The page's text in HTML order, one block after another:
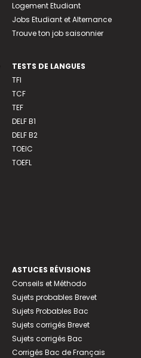
Logement Etudiant
Jobs Etudiant et Alternance
Trouve ton job saisonnier
TESTS DE LANGUES
TFI
TCF
TEF
DELF B1
DELF B2
TOEIC
TOEFL
ASTUCES RÉVISIONS
Conseils et Méthodo
Sujets probables Brevet
Sujets Probables Bac
Sujets corrigés Brevet
Sujets corrigés Bac
Corrigés Bac de Français